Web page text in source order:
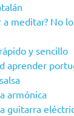
a meditar? No
y sencillo
aprender
armónica
guitarra